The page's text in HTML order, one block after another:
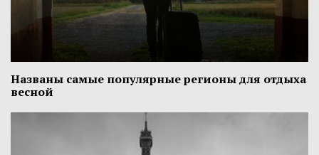
Названы самые популярные регионы для отдыха
весной